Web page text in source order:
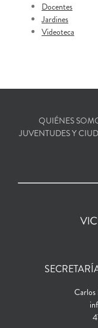
Docentes
Jardines
Videoteca
QUIÉNES
JUVENTUDES Y
Carlos